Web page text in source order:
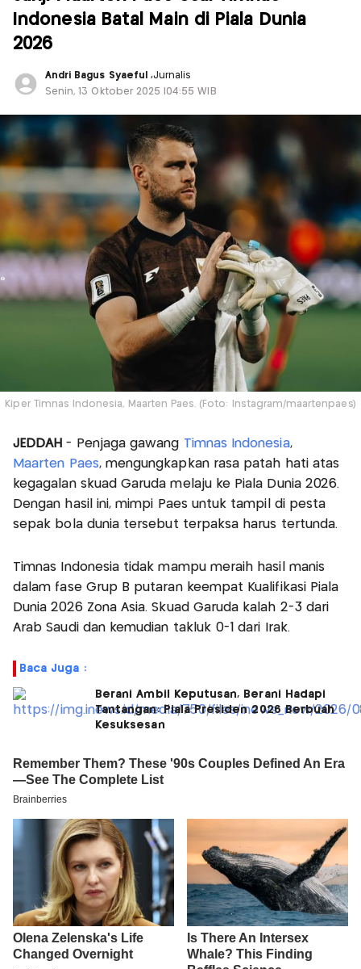
Indonesia Batal Main di Piala Dunia
2026
Andri Bagus Syaeful ,Jurnalis
Senin, 13 Oktober 2025 |04:55 WIB
Kiper Timnas Indonesia, Maarten Paes. (Foto: Instagram/maartenpaes)
JEDDAH- Penjaga gawang Timnas Indonesia,
Maarten Paes, mengungkapkan rasa patah hati atas
kegagalan skuad Garuda melaju ke Piala Dunia 2026.
Dengan hasil ini, mimpi Paes untuk tampil di pesta
sepak bola dunia tersebut terpaksa harus tertunda.
Timnas Indonesia tidak mampu meraih hasil manis
dalam fase Grup B putaran keempat Kualifikasi Piala
Dunia 2026 Zona Asia. Skuad Garuda kalah 2-3 dari
Arab Saudi dan kemudian takluk 0-1 dari Irak.
Baca Juga :
Berani Ambil Keputusan, Berani Hadapi
Tantangan: Piala Presiden 2026 Berbuah
Kesuksesan